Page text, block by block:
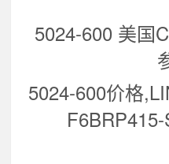
5024-600 美国
5024-600价格